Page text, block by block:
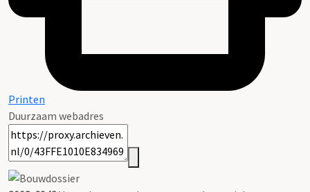
Printen
Duurzaam webadres